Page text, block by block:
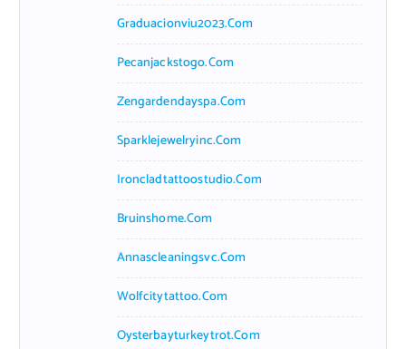
Graduacionviu2023.com
Pecanjackstogo.com
Zengardendayspa.com
Sparklejewelryinc.com
Ironcladtattoostudio.com
Bruinshome.com
Annascleaningsvc.com
Wolfcitytattoo.com
Oysterbayturkeytrot.com